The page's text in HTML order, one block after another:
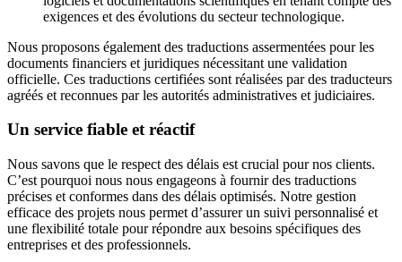
exigences et des évolutions du secteur technologique.
Nous proposons également des traductions assermentées pour les
documents financiers et juridiques nécessitant une validation
officielle. Ces traductions certifiées sont réalisées par des traducteurs
agréés et reconnues par les autorités administratives et judiciaires.
Un service fiable et réactif
Nous savons que le respect des délais est crucial pour nos clients.
C’est pourquoi nous nous engageons à fournir des traductions
précises et conformes dans des délais optimisés. Notre gestion
efficace des projets nous permet d’assurer un suivi personnalisé et
une flexibilité totale pour répondre aux besoins spécifiques des
entreprises et des professionnels.